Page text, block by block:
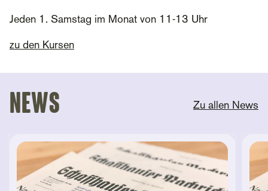
Jeden 1. Samstag im Monat von 11-13 Uhr
zu den Kursen
News Zu allen News